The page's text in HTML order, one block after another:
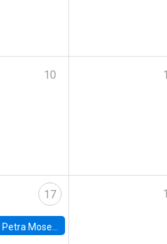
10
17
Petra Moser, NYU Stern